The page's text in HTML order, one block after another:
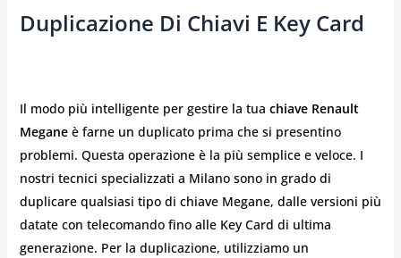
Duplicazione Di Chiavi E Key Card
Il modo più intelligente per gestire la tua chiave Renault
Meganeè farne un duplicato prima che si presentino
problemi. Questa operazione è la più semplice e veloce. I
nostri tecnici specializzati a Milano sono in grado di
duplicare qualsiasi tipo di chiave Megane, dalle versioni più
datate con telecomando fino alle Key Card di ultima
generazione. Per la duplicazione, utilizziamo un